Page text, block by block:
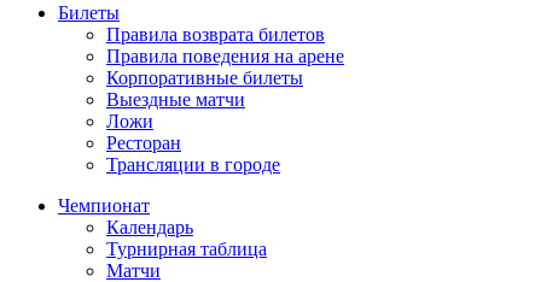
Билеты
Правила возврата билетов
Правила поведения на арене
Корпоративные билеты
Выездные матчи
Ложи
Ресторан
Трансляции в городе
Чемпионат
Календарь
Турнирная таблица
Матчи